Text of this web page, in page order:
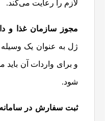
لازم را رعایت می‌کند.
مجوز سازمان غذا و
ژل به عنوان یک
و برای واردات آن باید
شود.
ثبت سفارش در